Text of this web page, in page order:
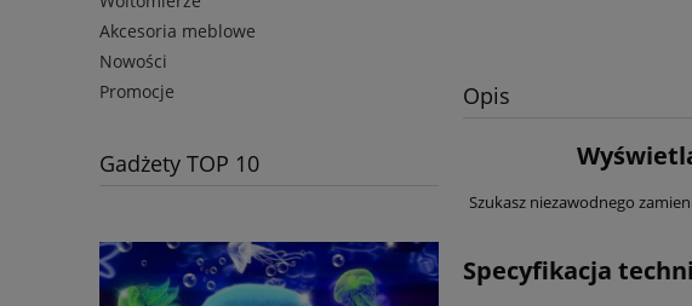
Akcesoria meblowe
Nowości
Promocje
Gadżety TOP 10
Opis
Szukasz niezawodnego
Specyfikacja